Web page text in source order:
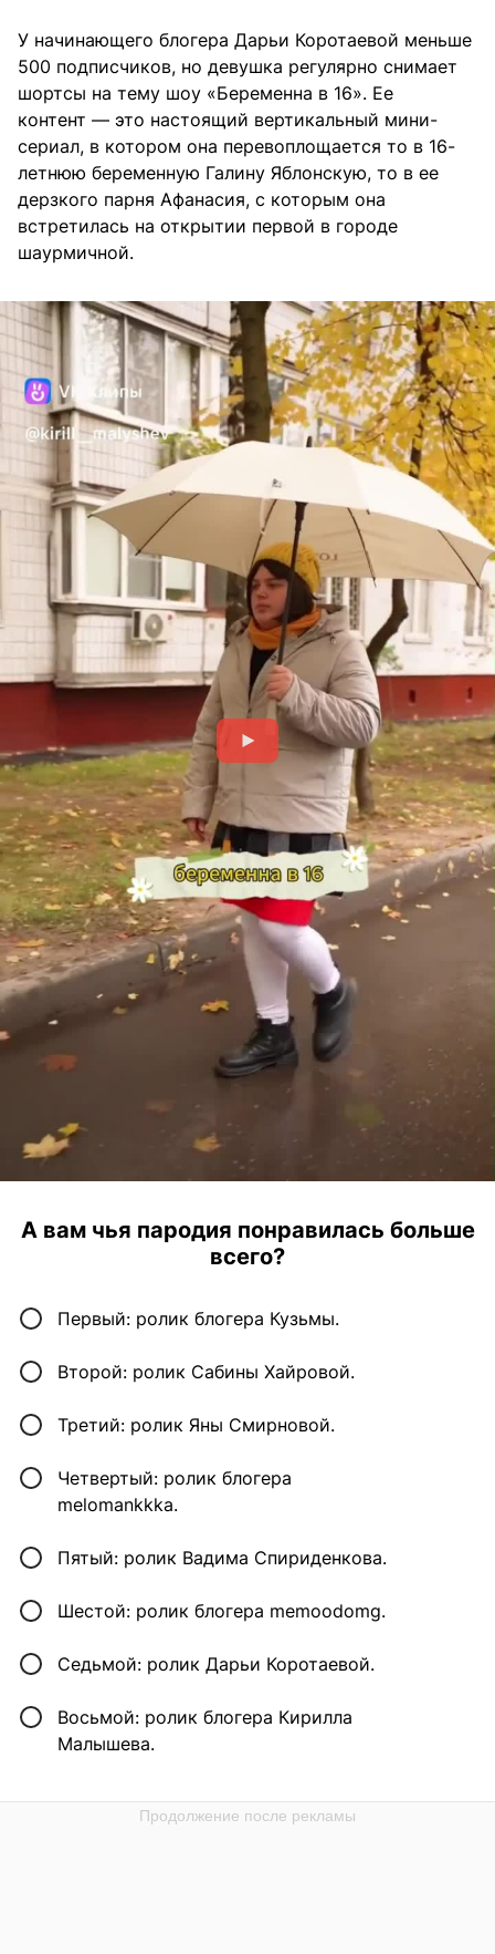
У начинающего блогера Дарьи Коротаевой меньше
500 подписчиков, но девушка регулярно снимает
шортсы на тему шоу «Беременна в 16». Ее
контент — это настоящий вертикальный мини-
сериал, в котором она перевоплощается то в 16-
летнюю беременную Галину Яблонскую, то в ее
дерзкого парня Афанасия, с которым она
встретилась на открытии первой в городе
шаурмичной.
А вам чья пародия понравилась больше
всего?
Первый: ролик блогера Кузьмы.
Второй: ролик Сабины Хайровой.
Третий: ролик Яны Смирновой.
Четвертый: ролик блогера
melomankkka.
Пятый: ролик Вадима Спириденкова.
Шестой: ролик блогера memoodomg.
Седьмой: ролик Дарьи Коротаевой.
Восьмой: ролик блогера Кирилла
Малышева.